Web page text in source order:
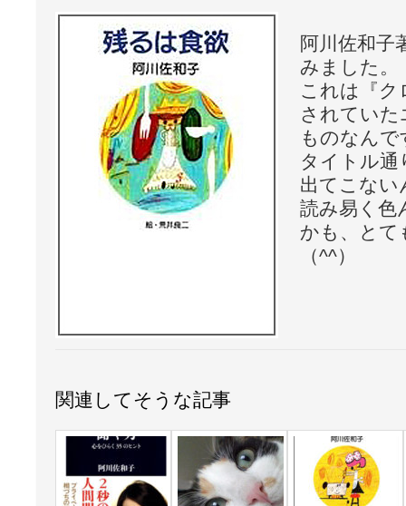
阿川佐和子
みました。
これは『ク
されてい
ものなんで
タイトル通
出てこない
読み易く色
かも、とて
（^^）
関連してそうな記事